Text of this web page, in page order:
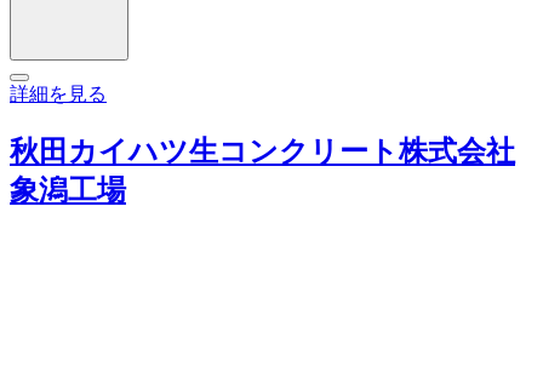
詳細を見る
秋田カイハツ生コンクリート株式会社
象潟工場